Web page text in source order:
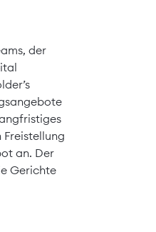
der
an. Der
Gerichte